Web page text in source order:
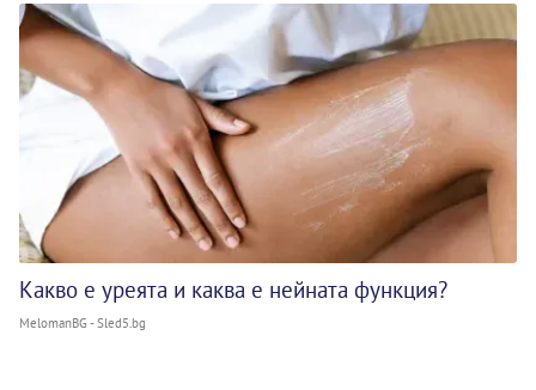
Какво е уреята и каква е нейната функция?
MelomanBG - Sled5.bg